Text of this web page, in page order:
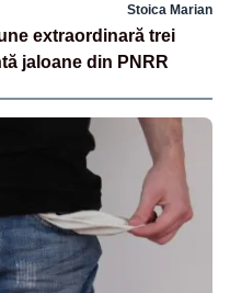
Stoica Marian
extraordinară trei
jaloane din PNRR